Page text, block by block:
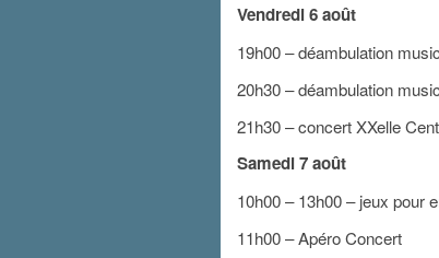
Vendredi 6 août
19h00 – déambulation
20h30 – déambulation
21h30 – concert XXelle
Samedi 7 août
10h00 – 13h00 – jeux pour
11h00 – Apéro Concert